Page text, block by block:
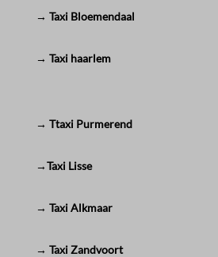
→ Taxi Bloemendaal
→ Taxi haarlem
→ Ttaxi Purmerend
→Taxi Lisse
→ Taxi Alkmaar
→ Taxi Zandvoort